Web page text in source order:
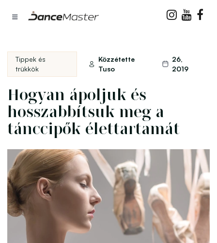
Cikkek
Tippek és
trükkök
Közzétette
Tuso
26,
2019
Hogyan ápoljuk és
hosszabbítsuk meg a
tánccipők élettartamát